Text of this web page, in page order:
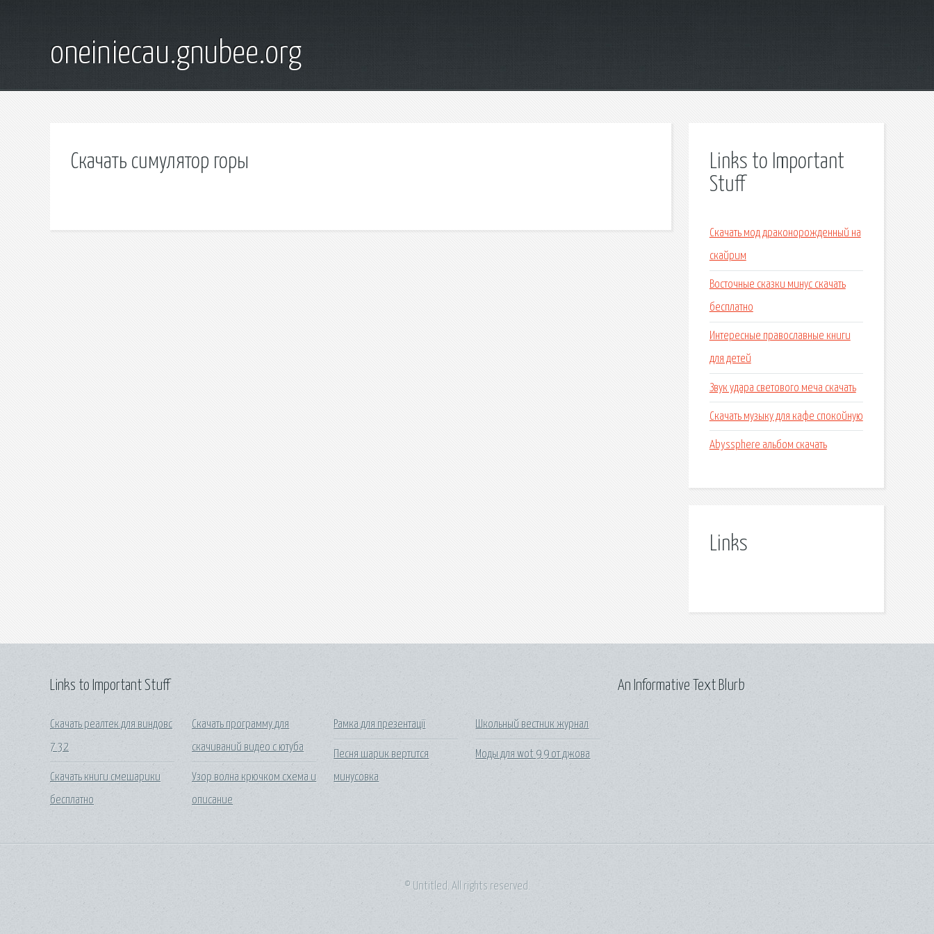
oneiniecau.gnubee.org
Скачать симулятор горы
Links to Important
Stuff
Скачать мод драконорожденный на
скайрим
Восточные сказки минус скачать
бесплатно
Интересные православные книги
для детей
Звук удара светового меча скачать
Скачать музыку для кафе спокойную
Abyssphere альбом скачать
Links
Links to Important Stuff
Скачать реалтек для виндовс
7 32
Скачать книги смешарики
бесплатно
Скачать программу для
скачиваний видео с ютуба
Узор волна крючком схема и
описание
Рамка для презентації
Песня шарик вертится
минусовка
Школьный вестник журнал
Моды для wot 9 9 от джова
An Informative Text Blurb
© Untitled. All rights reserved.